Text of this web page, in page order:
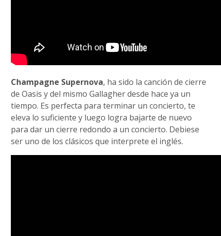
Champagne Supernova, ha sido la canción de cierre
de Oasis y del mismo Gallagher desde hace ya un
tiempo. Es perfecta para terminar un concierto, te
eleva lo suficiente y luego logra bajarte de nuevo
para dar un cierre redondo a un concierto. Debiese
ser uno de los clásicos que interprete el inglés.